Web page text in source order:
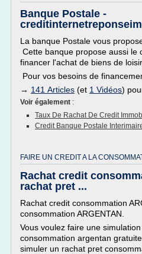
Banque Postale -
La banque Postale vous
Cette banque propose aussi le
financer l'achat de biens de
Pour vos besoins de
→ 141 Articles (et 1 Vidéos)
Voir également :
Taux De Rachat De Credit
Credit Banque Postale
FAIRE UN CREDIT A LA
Rachat credit
rachat pret ...
Rachat credit consommation
consommation ARGENTAN.
Vous voulez faire une
consommation argentan
simuler un rachat pret